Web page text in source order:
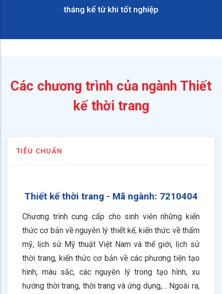
tháng kể từ khi tốt nghiệp
Các chương trình của ngành Thiết
kế thời trang
TIÊU CHUẨN
Thiết kế thời trang - Mã ngành: 7210404
Chương trình cung cấp cho sinh viên những kiến
thức cơ bản về nguyên lý thiết kế, kiến thức về thẩm
mỹ, lịch sử Mỹ thuật Việt Nam và thế giới, lịch sử
thời trang, kiến thức cơ bản về các phương tiện tạo
hình, màu sắc, các nguyên lý trong tạo hình, xu
hướng thời trang, thời trang và ứng dụng,… Ngoài ra,